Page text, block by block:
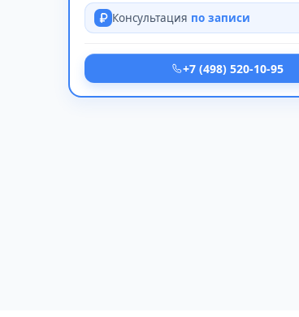
Консультация по записи
+7 (498) 520-10-95